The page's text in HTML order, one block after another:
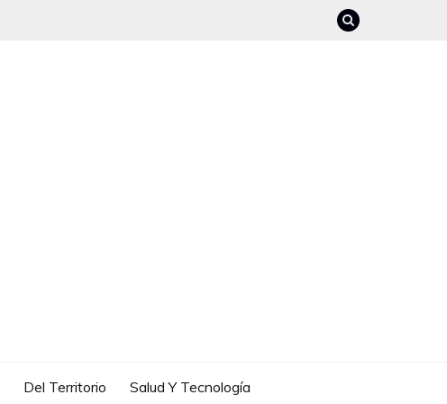
Del Territorio Salud Y Tecnología